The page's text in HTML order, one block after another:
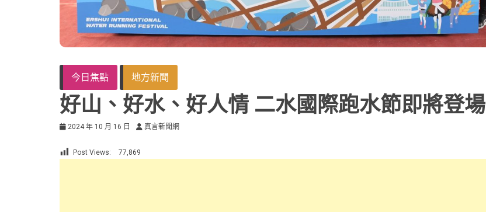
今日焦點 地方新聞
好山、好水、好人情 二水國際跑水節即將登場
2024 年 10 月 16 日 真言新聞網
Post Views: 77,869